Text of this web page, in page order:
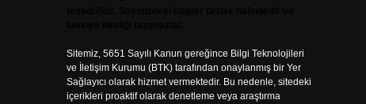
Sitemiz, 5651 Sayılı Kanun gereğince Bilgi Teknolojileri
ve İletişim Kurumu (BTK) tarafından onaylanmış bir Yer
Sağlayıcı olarak hizmet vermektedir. Bu nedenle, sitedeki
içerikleri proaktif olarak denetleme veya araştırma